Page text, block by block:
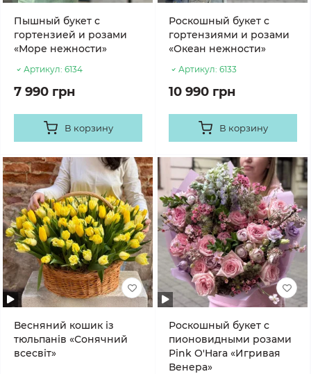
Пышный букет с
гортензией и розами
«Море нежности»
Артикул: 6134
7 990 грн
В корзину
Роскошный букет с
гортензиями и розами
«Океан нежности»
Артикул: 6133
10 990 грн
В корзину
Весняний кошик із
тюльпанів «Сонячний
всесвіт»
Роскошный букет с
пионовидными розами
Pink O'Hara «Игривая
Венера»